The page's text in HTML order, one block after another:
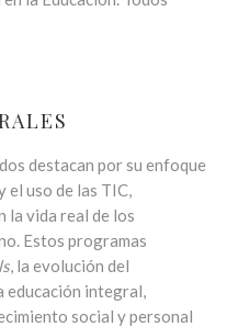
destacan por su enfoque
el uso de las TIC,
la vida real de los
Estos programas
, la evolución del
educación integral,
social y personal